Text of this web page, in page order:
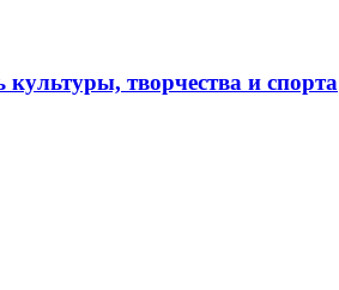
творчества и спорта